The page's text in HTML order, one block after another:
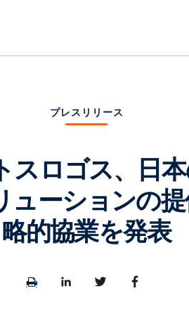
プレスリリース
スロゴス、日
ューションの
略的協業を発表
Print ShareShareShare